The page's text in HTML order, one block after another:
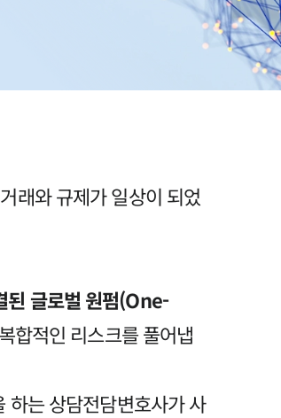
래와 규제가 일상이 되었
된 글로벌 원펌(One-
합적인 리스크를 풀어냅
하는 상담전담변호사가 사